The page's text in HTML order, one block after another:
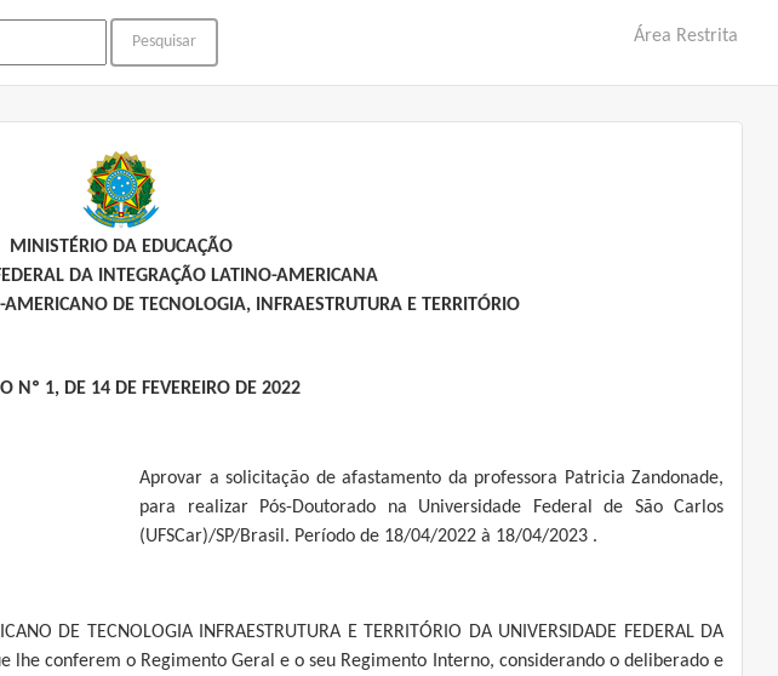
Área Restrita
MINISTÉRIO DA EDUCAÇÃO
DA INTEGRAÇÃO LATINO-AMERICANA
DE TECNOLOGIA, INFRAESTRUTURA E TERRITÓRIO
Nº 1, DE 14 DE FEVEREIRO DE 2022
Aprovar a solicitação de afastamento da professora Patricia Zandonade,
para realizar Pós-Doutorado na Universidade Federal de São Carlos
(UFSCar)/SP/Brasil. Período de 18/04/2022 à 18/04/2023 .
DE TECNOLOGIA INFRAESTRUTURA E TERRITÓRIO DA UNIVERSIDADE FEDERAL DA
lhe conferem o Regimento Geral e o seu Regimento Interno, considerando o deliberado e